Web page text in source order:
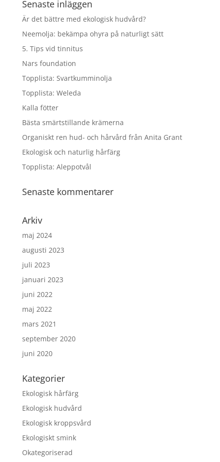
Senaste inläggen
Är det bättre med ekologisk hudvård?
Neemolja: bekämpa ohyra på naturligt sätt
5. Tips vid tinnitus
Nars foundation
Topplista: Svartkumminolja
Topplista: Weleda
Kalla fötter
Bästa smärtstillande krämerna
Organiskt ren hud- och hårvård från Anita Grant
Ekologisk och naturlig hårfärg
Topplista: Aleppotvål
Senaste kommentarer
Arkiv
maj 2024
augusti 2023
juli 2023
januari 2023
juni 2022
maj 2022
mars 2021
september 2020
juni 2020
Kategorier
Ekologisk hårfärg
Ekologisk hudvård
Ekologisk kroppsvård
Ekologiskt smink
Okategoriserad